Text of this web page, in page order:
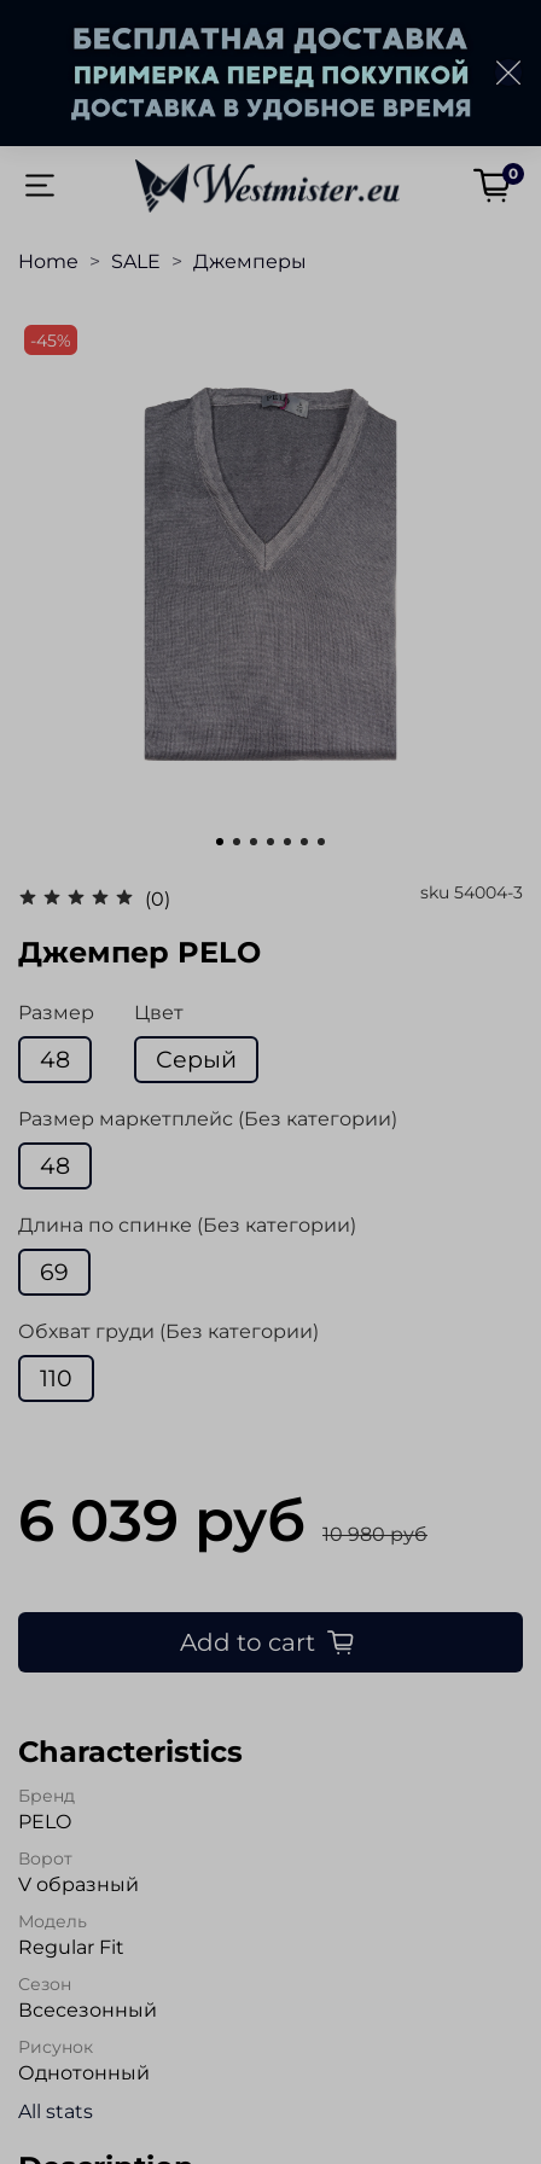
0
Home SALE Джемперы
-45%
(0) sku 54004-3
Джемпер PELO
Размер
48
Цвет
Серый
Размер маркетплейс (Без категории)
48
Длина по спинке (Без категории)
69
Обхват груди (Без категории)
110
6 039 руб 10 980 руб
Add to cart
Characteristics
Бренд
PELO
Ворот
V образный
Модель
Regular Fit
Сезон
Всесезонный
Рисунок
Однотонный
All stats